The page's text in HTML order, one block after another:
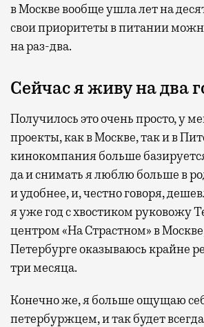
в Москве вообще ушла лет на
свои приоритеты в питании
на раз-два.
Сейчас я живу на два
Получилось это очень просто, у
проекты, как в Москве, так и в
кинокомпания больше
да и снимать я люблю больше в
и удобнее, и, честно говоря,
я уже год с хвостиком руковожу
центром «На Страстном» в
Петербурге оказываюсь крайне
три месяца.
Конечно же, я больше ощущаю
петербуржцем, и так будет